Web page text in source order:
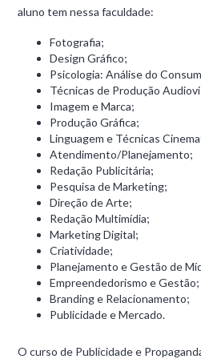
aluno tem nessa faculdade:
Fotografia;
Design Gráfico;
Psicologia: Análise do
Técnicas de Produção
Imagem e Marca;
Produção Gráfica;
Linguagem e Técnicas
Atendimento/Planejamento;
Redação Publicitária;
Pesquisa de Marketing;
Direção de Arte;
Redação Multimídia;
Marketing Digital;
Criatividade;
Planejamento e Gestão de
Empreendedorismo e Gestão;
Branding e Relacionamento;
Publicidade e Mercado.
O curso de Publicidade e